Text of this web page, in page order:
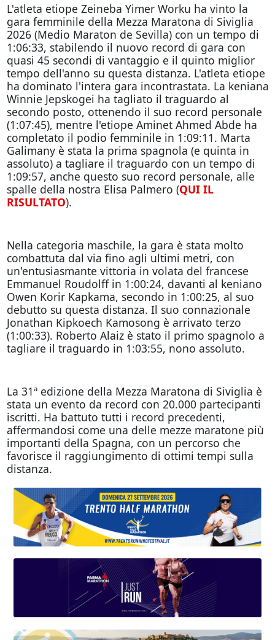
L'atleta etiope Zeineba Yimer Worku ha vinto la
gara femminile della Mezza Maratona di Siviglia
2026 (Medio Maraton de Sevilla) con un tempo di
1:06:33, stabilendo il nuovo record di gara con
quasi 45 secondi di vantaggio e il quinto miglior
tempo dell'anno su questa distanza. L'atleta etiope
ha dominato l'intera gara incontrastata. La keniana
Winnie Jepskogei ha tagliato il traguardo al
secondo posto, ottenendo il suo record personale
(1:07:45), mentre l'etiope Aminet Ahmed Abde ha
completato il podio femminile in 1:09:11. Marta
Galimany è stata la prima spagnola (e quinta in
assoluto) a tagliare il traguardo con un tempo di
1:09:57, anche questo suo record personale, alle
spalle della nostra Elisa Palmero (QUI IL
RISULTATO).
Nella categoria maschile, la gara è stata molto
combattuta dal via fino agli ultimi metri, con
un'entusiasmante vittoria in volata del francese
Emmanuel Roudolff in 1:00:24, davanti al keniano
Owen Korir Kapkama, secondo in 1:00:25, al suo
debutto su questa distanza. Il suo connazionale
Jonathan Kipkoech Kamosong è arrivato terzo
(1:00:33). Roberto Alaiz è stato il primo spagnolo a
tagliare il traguardo in 1:03:55, nono assoluto.
La 31ª edizione della Mezza Maratona di Siviglia è
stata un evento da record con 20.000 partecipanti
iscritti. Ha battuto tutti i record precedenti,
affermandosi come una delle mezze maratone più
importanti della Spagna, con un percorso che
favorisce il raggiungimento di ottimi tempi sulla
distanza.